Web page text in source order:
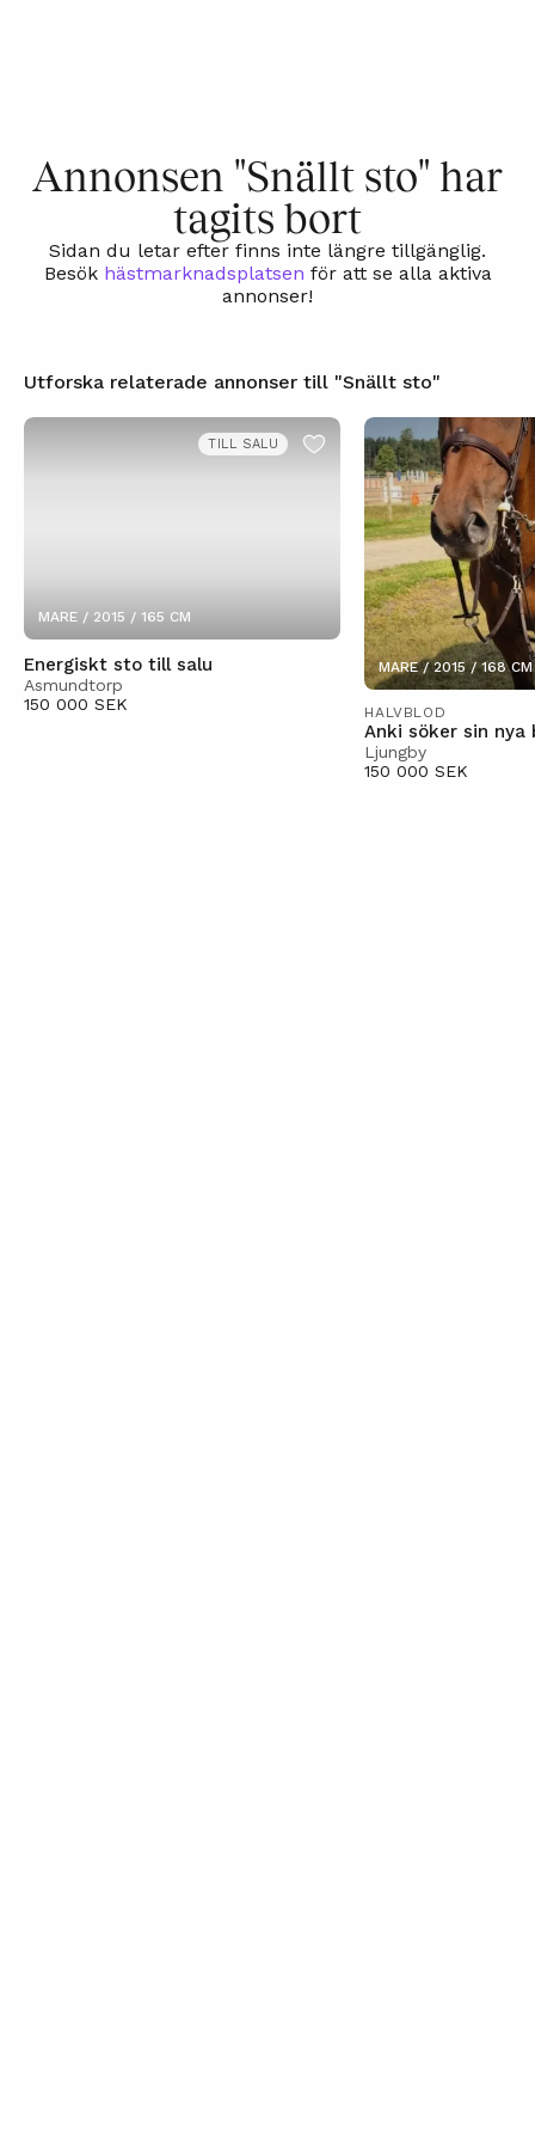
Annonsen "Snällt sto" har
tagits bort
Sidan du letar efter finns inte längre tillgänglig.
Besök hästmarknadsplatsen för att se alla aktiva
annonser!
Utforska relaterade annonser till "Snällt sto"
MARE / 2015 / 165 CM
Energiskt sto till salu
Asmundtorp
150 000 SEK
TILL SALU
MARE / 2015 / 168 CM
HALVBLOD
Anki söker sin nya
Ljungby
150 000 SEK